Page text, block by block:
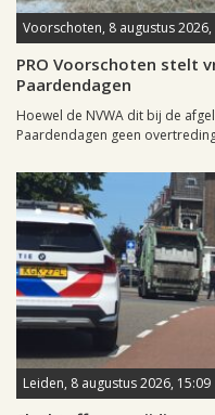
Voorschoten, 8 augustus 2026,
PRO Voorschoten stelt
Paardendagen
Hoewel de NVWA dit bij de
Paardendagen geen
Leiden, 8 augustus 2026, 15:09